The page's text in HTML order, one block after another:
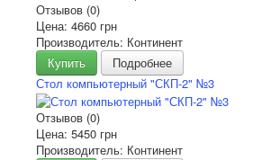
Отзывов (0)
Цена: 4660 грн
Производитель: Континент
Купить
Подробнее
Стол компьютерный "СКП-2" №3
Отзывов (0)
Цена: 5450 грн
Производитель: Континент